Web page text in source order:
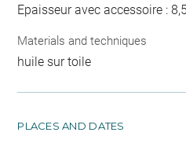
Epaisseur avec accessoire :
Materials and techniques
huile sur toile
PLACES AND DATES